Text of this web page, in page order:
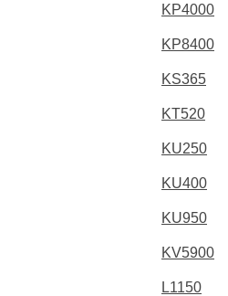
KP4000
KP8400
KS365
KT520
KU250
KU400
KU950
KV5900
L1150